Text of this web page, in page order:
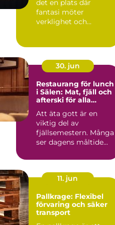
det en plats där
fantasi möter
verklighet och
30. jun
Restaurang för lunch
i Sälen: Mat, fjäll och
afterski för alla
Att äta gott är en
viktig del av
fjällsemestern. Många
ser dagens måltide...
11. jun
Pallkrage: Flexibel
förvaring och säker
transport